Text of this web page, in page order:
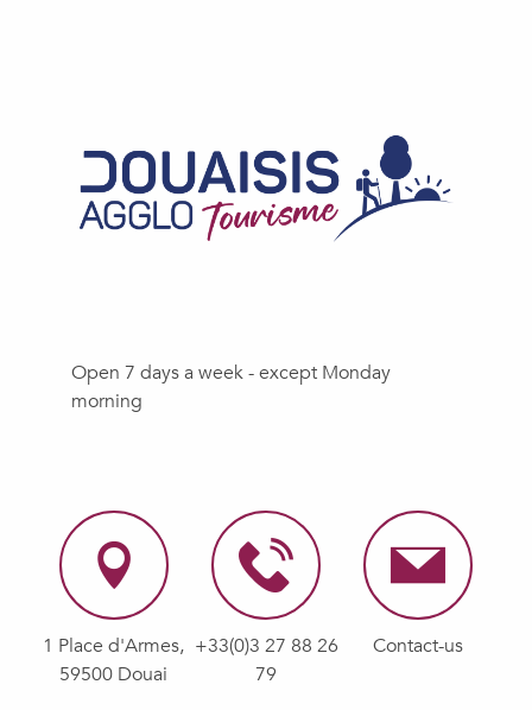
Open 7 days a week - except Monday
morning
1 Place d'Armes,
59500 Douai
+33(0)3 27 88 26
79
Contact-us